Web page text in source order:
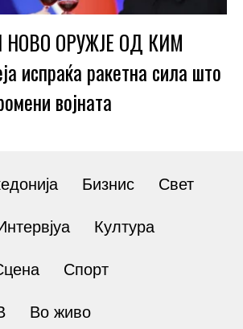
ОРУЖЈЕ ОД КИМ
испраќа ракетна сила што
војната
Бизнис Свет
Култура
Спорт
Во живо